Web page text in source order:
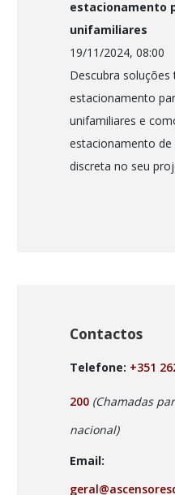
estacionamento
unifamiliares
19/11/2024, 08:00
Descubra soluções
estacionamento
unifamiliares e
estacionamento
discreta no seu
Contactos
Telefone: +351
200 (Chamadas
nacional)
Email: